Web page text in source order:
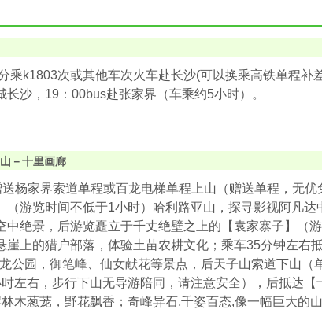
乘k1803次或其他车次火车赴长沙(可以换乘高铁单程补
沙，19：00bus赴张家界（车乘约5小时）。
－十里画廊
杨家界索道单程或百龙电梯单程上山（赠送单程，无
（游览时间不低于1小时）哈利路亚山，探寻影视阿凡
中绝景，后游览矗立于千丈绝壁之上的【袁家寨子】（
崖上的猎户部落，体验土苗农耕文化；乘车35分钟左右
公园，御笔峰、仙女献花等景点，后天子山索道下山（
左右，步行下山无导游陪同，请注意安全），后抵达
木葱茏，野花飘香；奇峰异石,千姿百态,像一幅巨大的山